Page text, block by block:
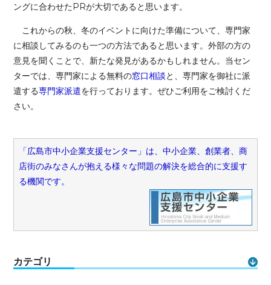
ングに合わせたPRが大切であると思います。
これからの秋、冬のイベントに向けた準備について、専門家
に相談してみるのも一つの方法であると思います。外部の方の
意見を聞くことで、新たな発見があるかもしれません。当セン
ターでは、専門家による無料の窓口相談と、専門家を御社に派
遣する専門家派遣を行っております。ぜひご利用をご検討くだ
さい。
「広島市中小企業支援センター」は、中小企業、創業者、商
店街のみなさんが抱える様々な問題の解決を総合的に支援す
る機関です。
カテゴリ